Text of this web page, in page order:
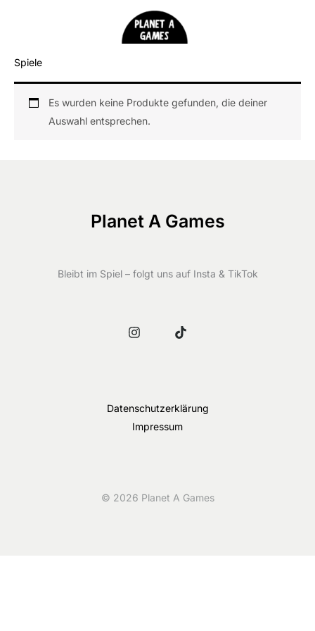
Spiele
Es wurden keine Produkte gefunden, die deiner
Auswahl entsprechen.
Planet A Games
Bleibt im Spiel – folgt uns auf Insta & TikTok
Datenschutzerklärung
Impressum
© 2026 Planet A Games